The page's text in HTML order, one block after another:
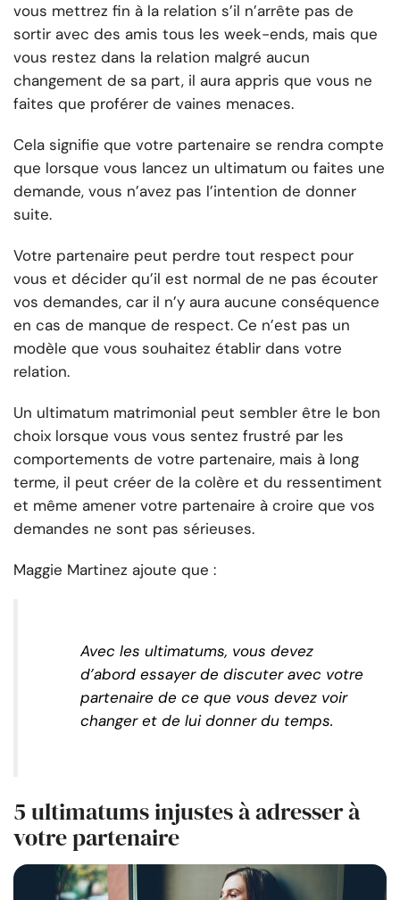
vous mettrez fin à la relation s’il n’arrête pas de
sortir avec des amis tous les week-ends, mais que
vous restez dans la relation malgré aucun
changement de sa part, il aura appris que vous ne
faites que proférer de vaines menaces.
Cela signifie que votre partenaire se rendra compte
que lorsque vous lancez un ultimatum ou faites une
demande, vous n’avez pas l’intention de donner
suite.
Votre partenaire peut perdre tout respect pour
vous et décider qu’il est normal de ne pas écouter
vos demandes, car il n’y aura aucune conséquence
en cas de manque de respect. Ce n’est pas un
modèle que vous souhaitez établir dans votre
relation.
Un ultimatum matrimonial peut sembler être le bon
choix lorsque vous vous sentez frustré par les
comportements de votre partenaire, mais à long
terme, il peut créer de la colère et du ressentiment
et même amener votre partenaire à croire que vos
demandes ne sont pas sérieuses.
Maggie Martinez ajoute que :
Avec les ultimatums, vous devez
d’abord essayer de discuter avec votre
partenaire de ce que vous devez voir
changer et de lui donner du temps.
5 ultimatums injustes à adresser à
votre partenaire